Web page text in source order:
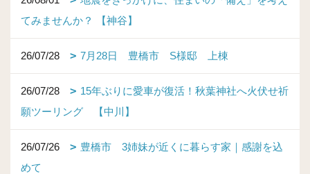
てみませんか？ 【神谷】
26/07/28 7月28日 豊橋市 S様邸 上棟
26/07/28
15年ぶりに愛車が復活！秋葉神社へ火伏せ祈
願ツーリング 【中川】
26/07/26
豊橋市 3姉妹が近くに暮らす家｜感謝を込
めて